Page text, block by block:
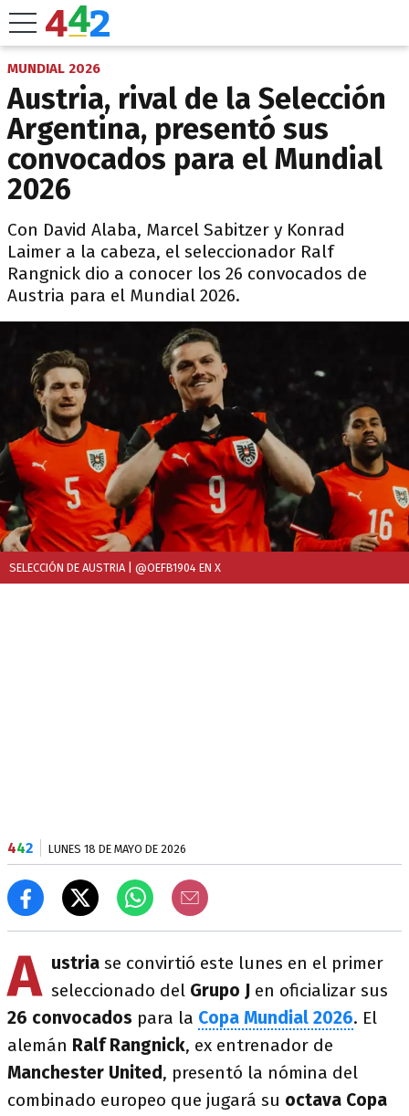
MUNDIAL 2026
Austria, rival de la Selección
Argentina, presentó sus
convocados para el Mundial
2026
Con David Alaba, Marcel Sabitzer y Konrad
Laimer a la cabeza, el seleccionador Ralf
Rangnick dio a conocer los 26 convocados de
Austria para el Mundial 2026.
SELECCIÓN DE AUSTRIA | @OEFB1904 EN X
442 LUNES 18 DE MAYO DE 2026
A ustria se convirtió este lunes en el primer
seleccionado del Grupo J en oficializar sus
26 convocados para la Copa Mundial 2026. El
alemán Ralf Rangnick, ex entrenador de
Manchester United, presentó la nómina del
combinado europeo que jugará su octava Copa